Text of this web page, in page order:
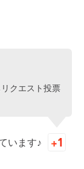
クエスト投票
います♪